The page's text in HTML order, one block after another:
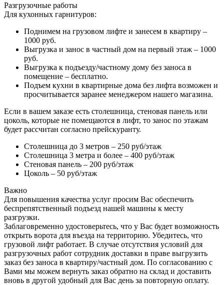
Разгрузочные работы
Для кухонных гарнитуров:
Поднимем на грузовом лифте и занесем в квартиру –
1000 руб.
Выгрузка и занос в частный дом на первый этаж – 1000
руб.
Выгрузка к подъезду/частному дому без заноса в
помещение – бесплатно.
Подъем кухни в квартирные дома без лифта возможен и
просчитывается заранее менеджером нашего магазина.
Если в вашем заказе есть столешница, стеновая панель или
цоколь, которые не помещаются в лифт, то занос по этажам
будет рассчитан согласно прейскуранту.
Столешница до 3 метров – 250 руб/этаж
Столешница 3 метра и более – 400 руб/этаж
Стеновая панель – 200 руб/этаж
Цоколь – 50 руб/этаж
Важно
Для повышения качества услуг просим Вас обеспечить
беспрепятственный подъезд нашей машины к месту
разгрузки.
Заблаговременно удостоверьтесь, что у Вас будет возможность
открыть ворота для въезда на территорию. Убедитесь, что
грузовой лифт работает. В случае отсутствия условий для
разгрузочных работ сотрудник доставки в праве выгрузить
заказ без заноса в квартиру/частный дом. По согласованию с
Вами мы можем вернуть заказ обратно на склад и доставить
вновь в другой удобный для Вас день за повторную оплату.